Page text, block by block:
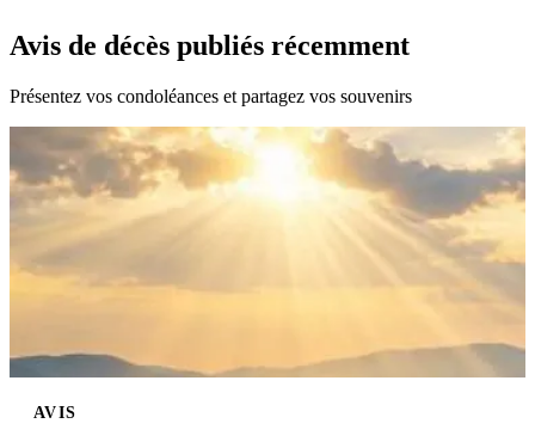
Avis de décès publiés récemment
Présentez vos condoléances et partagez vos souvenirs
AVIS